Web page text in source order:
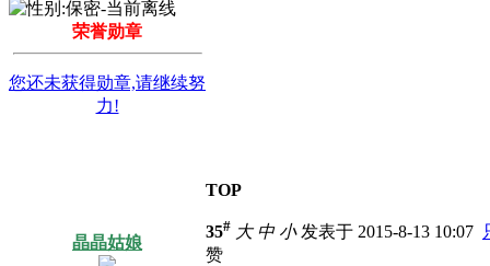
荣誉勋章
您还未获得勋章,请继续努
力!
TOP
晶晶姑娘
35# 大 中 小发表于 2015-8-13 10:07
赞